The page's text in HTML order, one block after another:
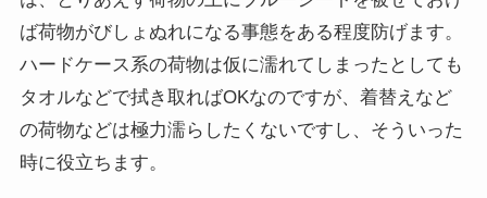
ば荷物がびしょぬれになる事態をある程度防げます。
ハードケース系の荷物は仮に濡れてしまったとしても
タオルなどで拭き取ればOKなのですが、着替えなど
の荷物などは極力濡らしたくないですし、そういった
時に役立ちます。